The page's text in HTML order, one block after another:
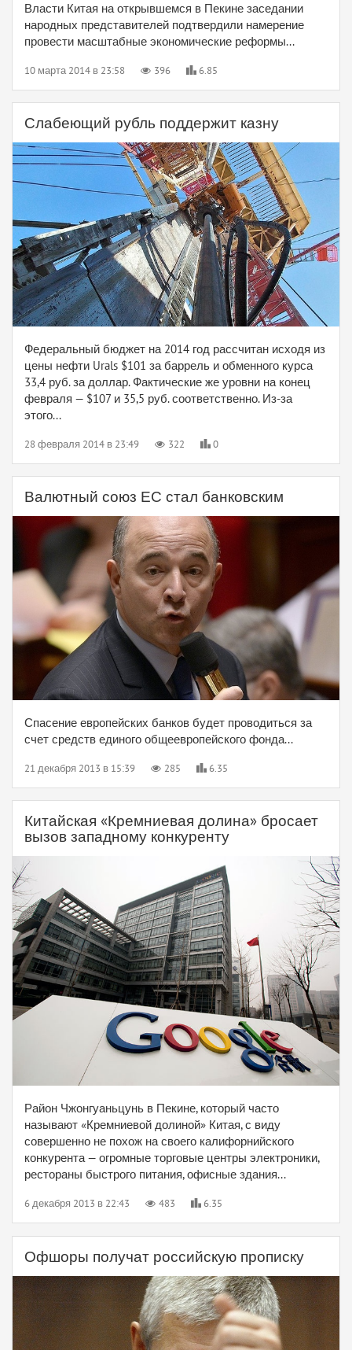
Власти Китая на открывшемся в Пекине заседании
народных представителей подтвердили намерение
провести масштабные экономические реформы...
10 марта 2014 в 23:58 396 6.85
Слабеющий рубль поддержит казну
Федеральный бюджет на 2014 год рассчитан исходя из
цены нефти Urals $101 за баррель и обменного курса
33,4 руб. за доллар. Фактические же уровни на конец
февраля — $107 и 35,5 руб. соответственно. Из-за
этого...
28 февраля 2014 в 23:49 322 0
Валютный союз ЕС стал банковским
Спасение европейских банков будет проводиться за
счет средств единого общеевропейского фонда...
21 декабря 2013 в 15:39 285 6.35
Китайская «Кремниевая долина» бросает
вызов западному конкуренту
Район Чжонгуаньцунь в Пекине, который часто
называют «Кремниевой долиной» Китая, с виду
совершенно не похож на своего калифорнийского
конкурента — огромные торговые центры электроники,
рестораны быстрого питания, офисные здания...
6 декабря 2013 в 22:43 483 6.35
Офшоры получат российскую прописку